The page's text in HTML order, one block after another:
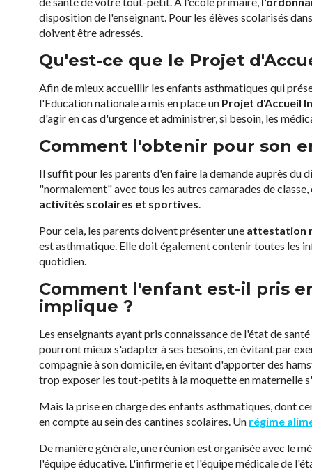
disposition de l'enseignant. Pour les élèves scolarisés
doivent être adressés.
Qu'est-ce que le Projet
Afin de mieux accueillir les enfants asthmatiques qui
l'Education nationale a mis en place un Projet d'Accueil
d'agir en cas d'urgence et administrer, si besoin, les
Comment l'obtenir pour son
Il suffit pour les parents d'en faire la demande auprès du
"normalement" avec tous les autres camarades de
activités scolaires et sportives.
Pour cela, les parents doivent présenter une attestation
est asthmatique. Elle doit également contenir toutes les
quotidien.
Comment l'enfant est-il pris
implique ?
Les enseignants ayant pris connaissance de l'état de
pourront mieux s'adapter à ses besoins, en évitant par
compagnie à son domicile, en évitant d'apporter des
trop exposer les tout-petits à la moquette en maternelle
Mais la prise en charge des enfants asthmatiques, dont
en compte au sein des cantines scolaires. Un régime
De manière générale, une réunion est organisée avec le
l'équipe éducative. L'infirmerie et l'équipe médicale de